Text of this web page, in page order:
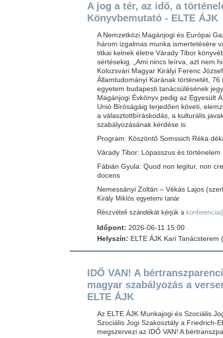
A jog a tér, az idő, a
Könyvbemutató - ELTE ÁJK
A Nemzetközi Magánjogi és Európai
három izgalmas munka ismertetésére
titkai kelnek életre Várady Tibor
sértésekig. „Ami nincs leírva, azt nem
Kolozsvári Magyar Királyi Ferenc
Államtudományi Karának történetét,
egyetem budapesti tanácsülésének
Magánjogi Évkönyv pedig az Egyesült
Unió Bíróságáig terjedően követi,
a választottbíráskodás, a kulturális
szabályozásának kérdése is.
Program: Köszöntő Somssich Réka
Várady Tibor: Lópasszus és
Fábián Gyula: Quod non legitur, non
docens
Nemessányi Zoltán – Vékás Lajos
Király Miklós egyetemi tanár
Részvételi szándékát kérjük a
Időpont: 2026-06-11 15:00
Helyszín: ELTE ÁJK Kari
IDŐ VAN! A
magyar szabályozás a
ELTE ÁJK
Az ELTE ÁJK Munkajogi és Szociális
Szociális Jogi Szakosztály a Friedrich-
megszervezi az IDŐ VAN! A